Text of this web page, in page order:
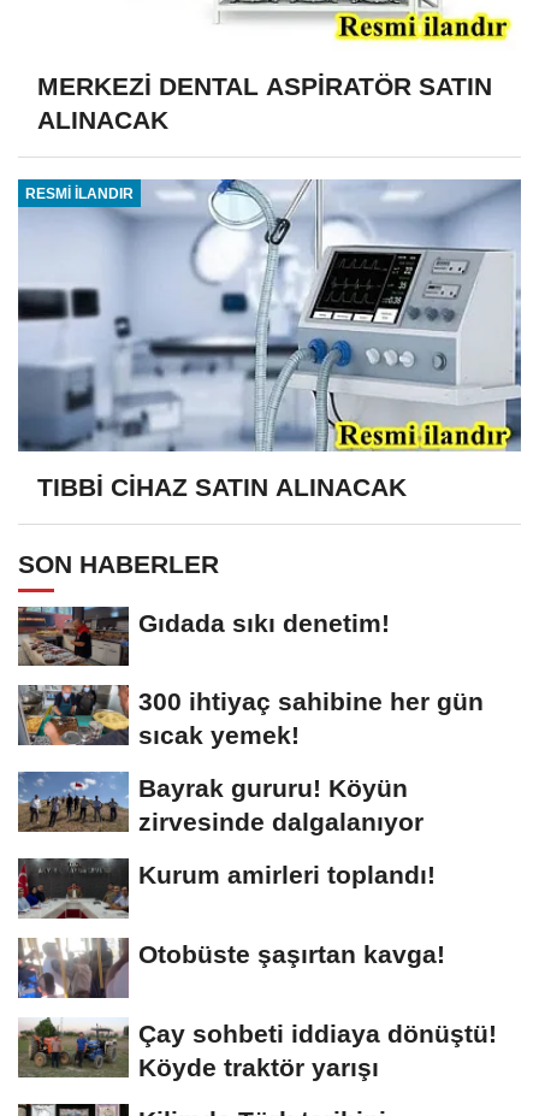
MERKEZİ DENTAL ASPİRATÖR SATIN
ALINACAK
RESMİ İLANDIR
TIBBİ CİHAZ SATIN ALINACAK
SON HABERLER
Gıdada sıkı denetim!
300 ihtiyaç sahibine her gün
sıcak yemek!
Bayrak gururu! Köyün
zirvesinde dalgalanıyor
Kurum amirleri toplandı!
Otobüste şaşırtan kavga!
Çay sohbeti iddiaya dönüştü!
Köyde traktör yarışı